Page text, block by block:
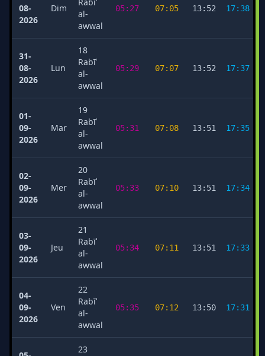
08-
2026
Dim
al-
awwal
05:27 07:05 13:52 17:38
31-
08-
2026
Lun
18
Rabīʿ
al-
awwal
05:29 07:07 13:52 17:37
01-
09-
2026
Mar
19
Rabīʿ
al-
awwal
05:31 07:08 13:51 17:35
02-
09-
2026
Mer
20
Rabīʿ
al-
awwal
05:33 07:10 13:51 17:34
03-
09-
2026
Jeu
21
Rabīʿ
al-
awwal
05:34 07:11 13:51 17:33
04-
09-
2026
Ven
22
Rabīʿ
al-
awwal
05:35 07:12 13:50 17:31
23